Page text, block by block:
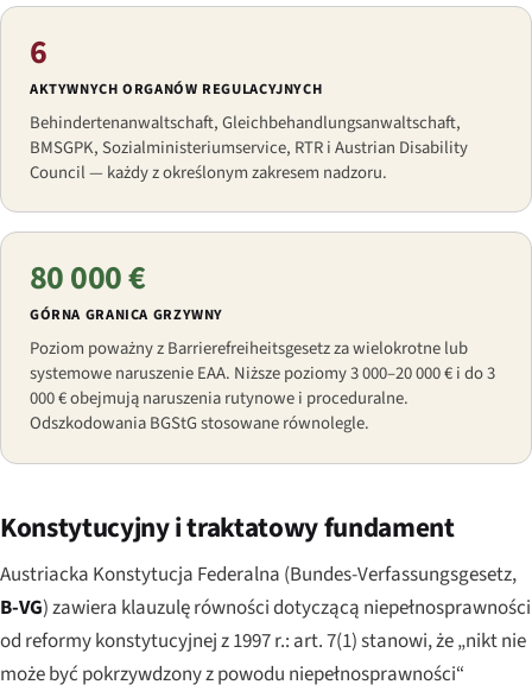
6
AKTYWNYCH ORGANÓW REGULACYJNYCH
Behindertenanwaltschaft, Gleichbehandlungsanwaltschaft,
BMSGPK, Sozialministeriumservice, RTR i Austrian Disability
Council — każdy z określonym zakresem nadzoru.
80 000 €
GÓRNA GRANICA GRZYWNY
Poziom poważny z Barrierefreiheitsgesetz za wielokrotne lub
systemowe naruszenie EAA. Niższe poziomy 3 000–20 000 € i do 3
000 € obejmują naruszenia rutynowe i proceduralne.
Odszkodowania BGStG stosowane równolegle.
Konstytucyjny i traktatowy fundament
Austriacka Konstytucja Federalna (Bundes-Verfassungsgesetz,
B-VG) zawiera klauzulę równości dotyczącą niepełnosprawności
od reformy konstytucyjnej z 1997 r.: art. 7(1) stanowi, że „nikt nie
może być pokrzywdzony z powodu niepełnosprawności“